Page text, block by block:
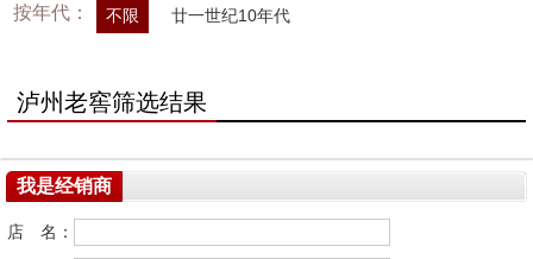
按年代： 不限 廿一世纪10年代
泸州老窖筛选结果
我是经销商
店 名：